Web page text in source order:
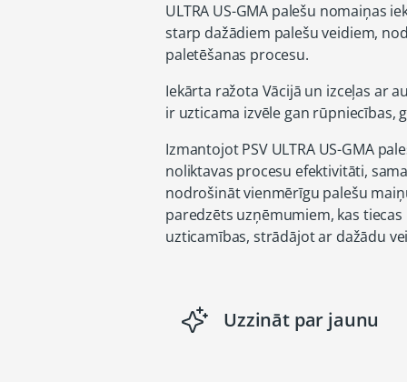
ULTRA US-GMA palešu nomaiņas
starp dažādiem palešu veidiem,
paletēšanas procesu.
Iekārta ražota Vācijā un izceļas ar
ir uzticama izvēle gan rūpniecības,
Izmantojot PSV ULTRA US-GMA
noliktavas procesu efektivitāti,
nodrošināt vienmērīgu palešu
paredzēts uzņēmumiem, kas
uzticamības, strādājot ar dažādu
Uzzināt par jaunu